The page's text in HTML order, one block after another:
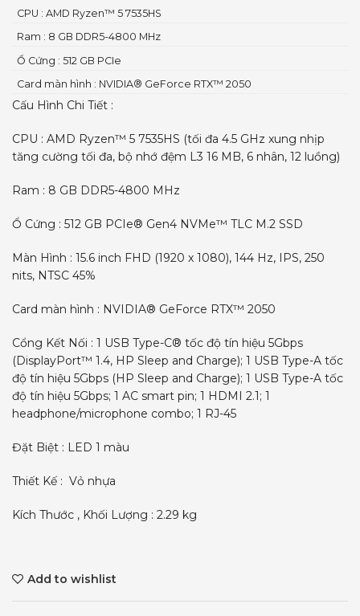
CPU : AMD Ryzen™ 5 7535HS
Ram : 8 GB DDR5-4800 MHz
Ổ Cứng : 512 GB PCIe
Card màn hình : NVIDIA® GeForce RTX™ 2050
Cấu Hình Chi Tiết :
CPU : AMD Ryzen™ 5 7535HS (tối đa 4.5 GHz xung nhịp
tăng cường tối đa, bộ nhớ đệm L3 16 MB, 6 nhân, 12 luồng)
Ram : 8 GB DDR5-4800 MHz
Ổ Cứng : 512 GB PCIe® Gen4 NVMe™ TLC M.2 SSD
Màn Hình : 15.6 inch FHD (1920 x 1080), 144 Hz, IPS, 250
nits, NTSC 45%
Card màn hình : NVIDIA® GeForce RTX™ 2050
Cổng Kết Nối : 1 USB Type-C® tốc độ tín hiệu 5Gbps
(DisplayPort™ 1.4, HP Sleep and Charge); 1 USB Type-A tốc
độ tín hiệu 5Gbps (HP Sleep and Charge); 1 USB Type-A tốc
độ tín hiệu 5Gbps; 1 AC smart pin; 1 HDMI 2.1; 1
headphone/microphone combo; 1 RJ-45
Đặt Biệt : LED 1 màu
Thiết Kế : Vỏ nhựa
Kích Thước , Khối Lượng : 2.29 kg
Add to wishlist